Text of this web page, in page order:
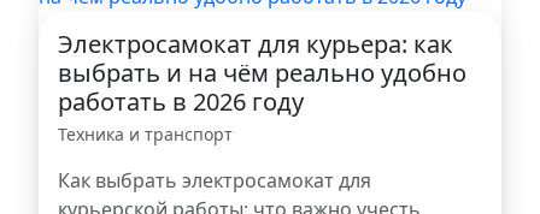
Электросамокат для курьера: как
выбрать и на чём реально удобно
работать в 2026 году
Техника и транспорт
Как выбрать электросамокат для